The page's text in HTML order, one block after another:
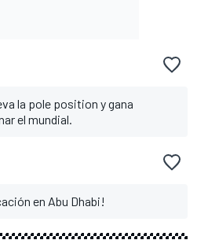
la pole position y gana
el mundial.
en Abu Dhabi!